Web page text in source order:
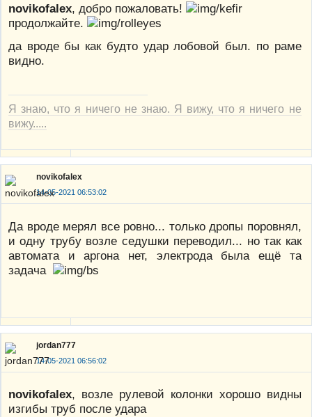
novikofalex, добро пожаловать!
продолжайте.
да вроде бы как будто удар лобовой был. по раме
видно.
Я знаю, что я ничего не знаю. Я вижу, что я ничего не
вижу.....
novikofalex
14-05-2021 06:53:02
Да вроде мерял все ровно... только дропы поровнял,
и одну трубу возле седушки переводил... но так как
автомата и аргона нет, электрода была ещё та
задача
jordan777
14-05-2021 06:56:02
novikofalex, возле рулевой колонки хорошо видны
изгибы труб после удара